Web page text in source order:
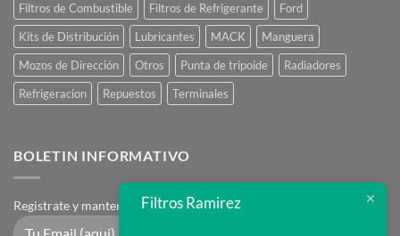
Filtros de Combustible
Filtros de Refrigerante
Ford
Kits de Distribución
Lubricantes MACK
Manguera
Mozos de Dirección
Otros Punta de tripoide
Radiadores
Refrigeracion
Repuestos Terminales
BOLETIN INFORMATIVO
Registrate y mantente en contacto
Filtros Ramirez